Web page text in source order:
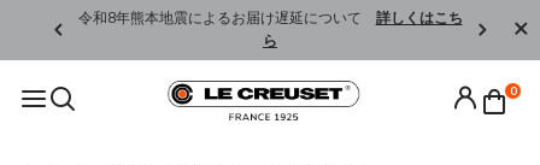
令和8年熊本地震によるお届け遅延について 詳しくはこち
ら
0